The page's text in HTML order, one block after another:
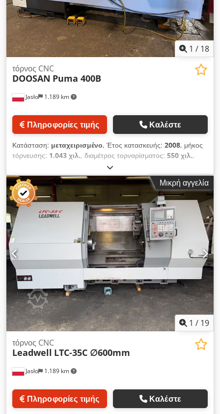
1 / 18
Jasło 1.189 km
τόρνος CNC
DOOSAN Puma 400B
Πληροφορίες τιμής Καλέστε
Κατάσταση: μεταχειρισμένο, Έτος κατασκευής: 2008, μήκος
τόρνευσης: 1.043 χιλ., διαμέτρος τορναρίσματος: 550 χιλ.,
, μέγιστη ταχύτητα ατράκτου:
στρ./λ., CNC τόρνος 2 αξόνων Doosan Puma 400B έτος 2008
Fanuc 21iTB με Manual Guide Dksdpjzh Uq Dsfx Ab Ser
Μέγιστη διάμετρος τόρνευσης: 550 mm Μέγιστο μήκος
τόρνευσης: 1043 mm Διαδρομή άξονα Z: -1100 mm Τσοκ: 380
mm Διάμετρος διόδου ατράκτου: 116,5 mm Μέγιστες στροφές
ατράκτου: 2000 Κιβώτιο ταχυτήτων ατράκτου: χαμηλή/υψηλή
ταχύτητα Πύργος για 10 εργαλεία Κοντρολέρες SMW
autoblock, διάμετρος 30–245 mm Ανιχνευτή μέτρησης
Αντιστήριξη Μεταφορέας ρινισμάτων με δεξαμενή και αντλία
Τεκμηρίωση
Μικρή αγγελία
1 / 19
Jasło 1.189 km
τόρνος CNC
Leadwell LTC-35C ∅600mm
Πληροφορίες τιμής Καλέστε